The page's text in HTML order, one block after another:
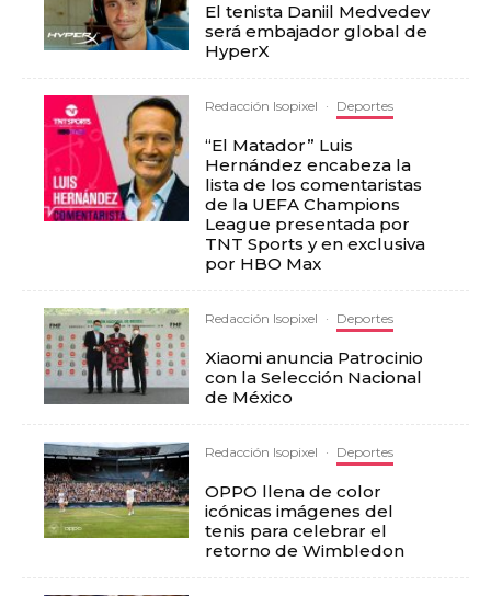
El tenista Daniil Medvedev
será embajador global de
HyperX
Redacción Isopixel · Deportes
“El Matador” Luis
Hernández encabeza la
lista de los comentaristas
de la UEFA Champions
League presentada por
TNT Sports y en exclusiva
por HBO Max
Redacción Isopixel · Deportes
Xiaomi anuncia Patrocinio
con la Selección Nacional
de México
Redacción Isopixel · Deportes
OPPO llena de color
icónicas imágenes del
tenis para celebrar el
retorno de Wimbledon